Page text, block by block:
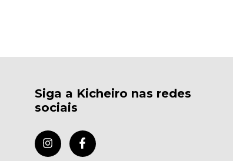
Siga a Kicheiro nas redes
sociais